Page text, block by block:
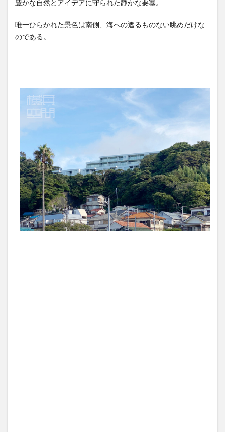
豊かな自然とアイデアに守られた静かな要塞。
唯一ひらかれた景色は南側、海への遮るものない眺めだけな
のである。